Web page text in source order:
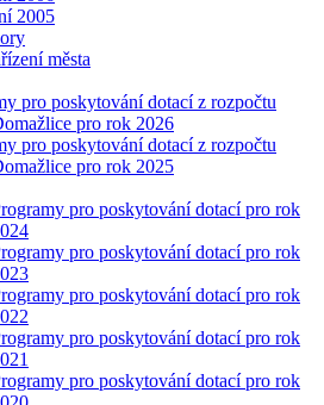
2005
města
pro poskytování dotací z rozpočtu
pro rok 2026
pro poskytování dotací z rozpočtu
pro rok 2025
pro poskytování dotací pro rok
pro poskytování dotací pro rok
pro poskytování dotací pro rok
pro poskytování dotací pro rok
pro poskytování dotací pro rok